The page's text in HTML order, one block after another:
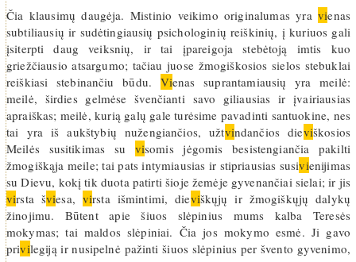
Čia klausimų daugėja. Mistinio veikimo originalumas yravienas
subtiliausių ir sudėtingiausių psichologinių reiškinių, į kuriuos gali
įsiterpti daug veiksnių, ir tai įpareigoja stebėtoją imtis kuo
griežčiausio atsargumo; tačiau juose žmogiškosios sielos stebuklai
reiškiasi stebinančiu būdu. Vienas suprantamiausių yra meilė:
meilė, širdies gelmėse švenčianti savo giliausias ir įvairiausias
apraiškas; meilė, kurią galų gale turėsime pavadinti santuokine, nes
tai yra iš aukštybių nužengiančios, užtvindančios dieviškosios
Meilės susitikimas su visomis jėgomis besistengiančia pakilti
žmogiškąja meile; tai pats intymiausias ir stipriausias susivienijimas
su Dievu, kokį tik duota patirti šioje žemėje gyvenančiai sielai; ir jis
virsta šviesa, virsta išmintimi, dieviškųjų ir žmogiškųjų dalykų
žinojimu. Būtent apie šiuos slėpinius mums kalba Teresės
mokymas; tai maldos slėpiniai. Čia jos mokymo esmė. Ji gavo
privilegiją ir nusipelnė pažinti šiuos slėpinius per švento gyvenimo,